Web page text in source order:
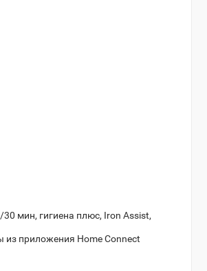
мин, гигиена плюс, Iron Assist,
из приложения Home Connect